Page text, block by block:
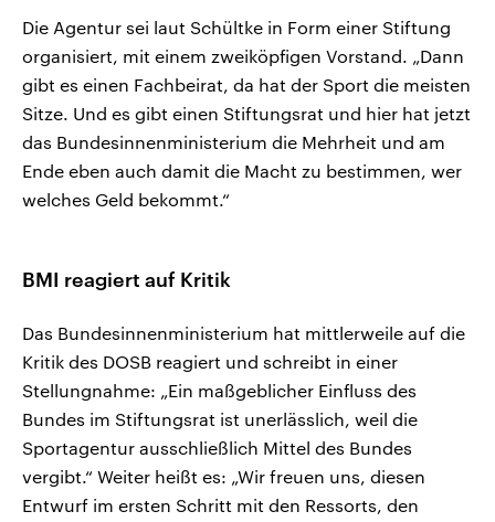
Die Agentur sei laut Schültke in Form einer Stiftung
organisiert, mit einem zweiköpfigen Vorstand. „Dann
gibt es einen Fachbeirat, da hat der Sport die meisten
Sitze. Und es gibt einen Stiftungsrat und hier hat jetzt
das Bundesinnenministerium die Mehrheit und am
Ende eben auch damit die Macht zu bestimmen, wer
welches Geld bekommt.“
BMI reagiert auf Kritik
Das Bundesinnenministerium hat mittlerweile auf die
Kritik des DOSB reagiert und schreibt in einer
Stellungnahme: „Ein maßgeblicher Einfluss des
Bundes im Stiftungsrat ist unerlässlich, weil die
Sportagentur ausschließlich Mittel des Bundes
vergibt.“ Weiter heißt es: „Wir freuen uns, diesen
Entwurf im ersten Schritt mit den Ressorts, den